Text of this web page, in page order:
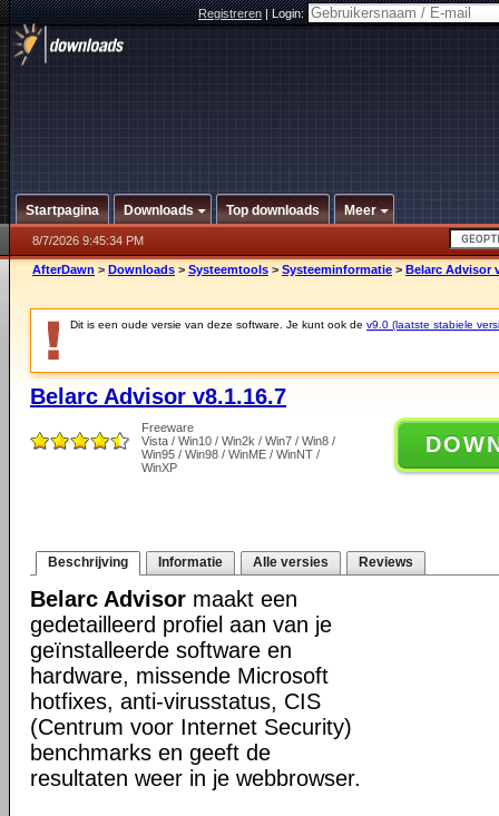
Registreren|Login:
Startpagina Downloads Top downloads Meer
8/7/2026 9:45:34 PM
AfterDawn > Downloads > Systeemtools > Systeeminformatie > Belarc Advisor
Dit is een oude versie van deze software. Je kunt ook de v9.0 (laatste stabiele
Belarc Advisor v8.1.16.7
Freeware
Vista / Win10 / Win2k / Win7 / Win8 /
Win95 / Win98 / WinME / WinNT /
WinXP
Beschrijving Informatie Alle versies Reviews
Belarc Advisor maakt een
gedetailleerd profiel aan van je
geïnstalleerde software en
hardware, missende Microsoft
hotfixes, anti-virusstatus, CIS
(Centrum voor Internet Security)
benchmarks en geeft de
resultaten weer in je webbrowser.